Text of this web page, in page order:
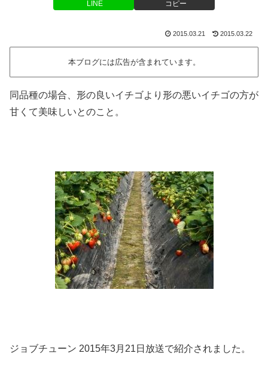
LINE コピー
2015.03.21 2015.03.22
本ブログには広告が含まれています。
同品種の場合、形の良いイチゴより形の悪いイチゴの方が
甘くて美味しいとのこと。
ジョブチューン 2015年3月21日放送で紹介されました。